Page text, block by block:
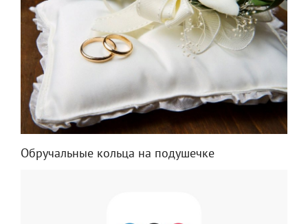
Обручальные кольца на подушечке